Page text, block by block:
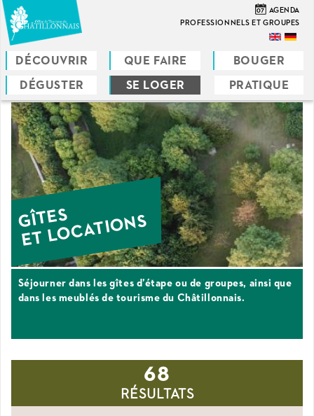
Aller
au
contenu
principal
07 AGENDA
PROFESSIONNELS ET GROUPES
DÉCOUVRIR QUE FAIRE BOUGER
DÉGUSTER SE LOGER PRATIQUE
Vous
êtes
ici
GÎTES
ET LOCATIONS
Séjourner dans les gîtes d’étape ou de groupes, ainsi que
dans les meublés de tourisme du Châtillonnais.
68
RÉSULTATS